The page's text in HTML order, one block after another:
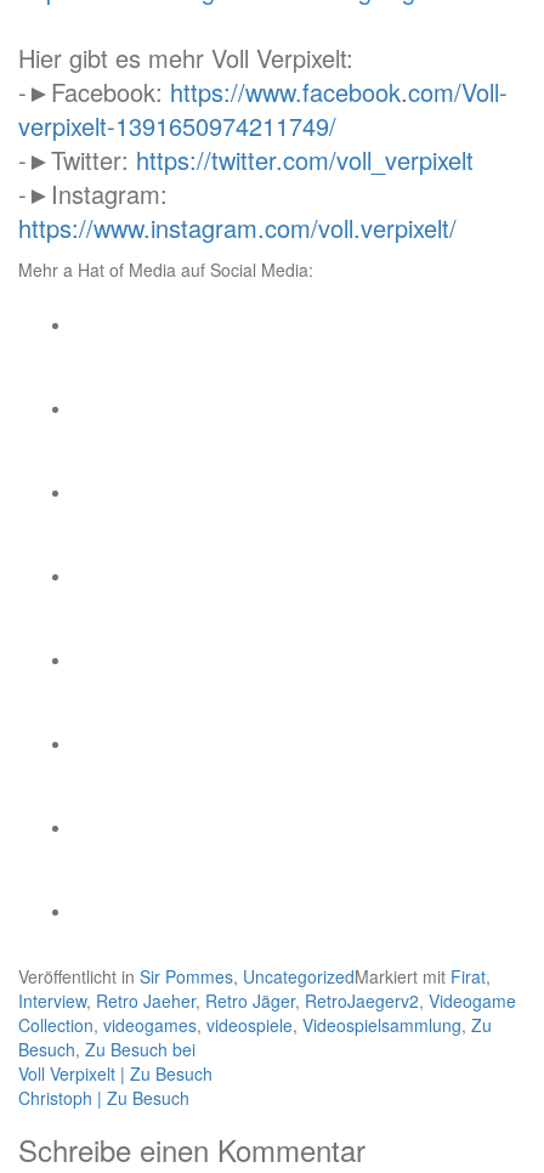
Hier gibt es mehr Voll Verpixelt:
-►Facebook: https://www.facebook.com/Voll-
verpixelt-1391650974211749/
-►Twitter: https://twitter.com/voll_verpixelt
-►Instagram:
https://www.instagram.com/voll.verpixelt/
Mehr a Hat of Media auf Social Media:
Veröffentlicht in Sir Pommes, UncategorizedMarkiert mit Firat,
Interview, Retro Jaeher, Retro Jäger, RetroJaegerv2, Videogame
Collection, videogames, videospiele, Videospielsammlung, Zu
Besuch, Zu Besuch bei
Beitragsnavigation
Voll Verpixelt | Zu Besuch
Christoph | Zu Besuch
Schreibe einen Kommentar